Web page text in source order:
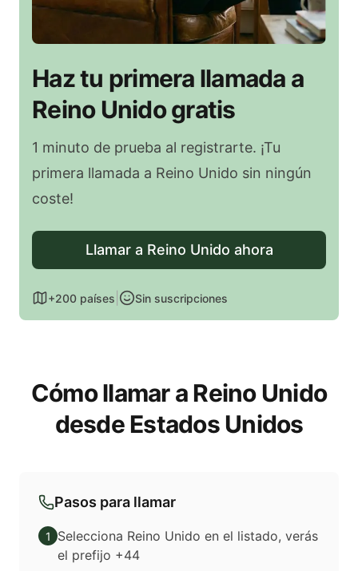
Haz tu primera llamada a
Reino Unido gratis
1 minuto de prueba al registrarte. ¡Tu
primera llamada a Reino Unido sin ningún
coste!
Llamar a Reino Unido ahora
+200 países Sin suscripciones
Cómo llamar a Reino Unido
desde Estados Unidos
Pasos para llamar
1
Selecciona Reino Unido en el listado, verás
el prefijo +44